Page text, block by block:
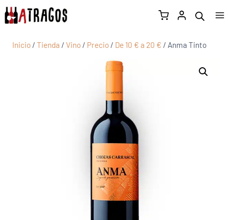
Inicio / Tienda / Vino / Precio / De 10 € a 20 € / Anma Tinto